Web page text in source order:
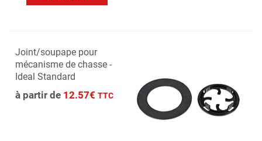
Joint/soupape pour
mécanisme de chasse -
Ideal Standard
à partir de 12.57€ TTC